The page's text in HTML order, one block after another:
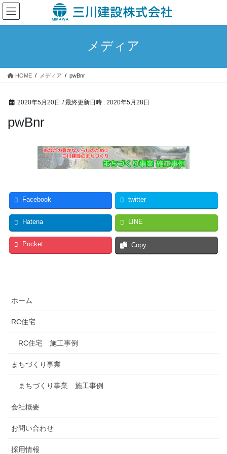
コ
ン
テ
ス
ナ
ビ
ゲ
ン
メディア
HOME メディア pwBnr
2020年5月20日 / 最終更新日時 : 2020年5月28日
pwBnr
Facebook twitter
Hatena LINE
Pocket Copy
ホーム
RC住宅
RC住宅 施工事例
まちづくり事業
まちづくり事業 施工事例
会社概要
お問い合わせ
採用情報